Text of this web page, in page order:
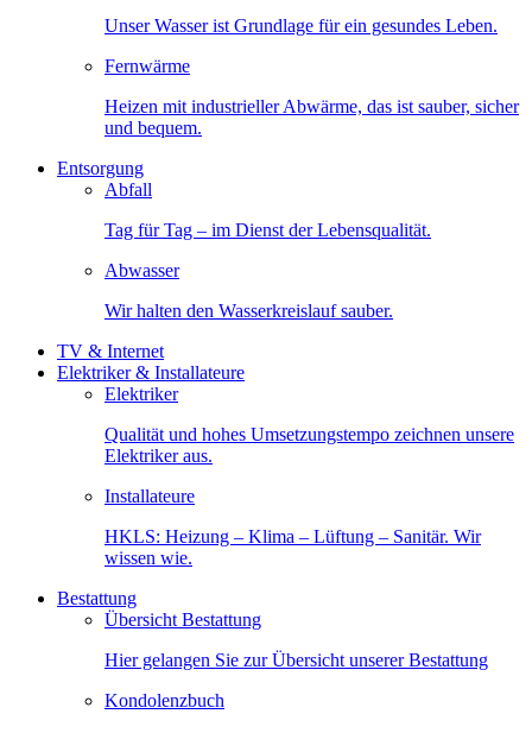
Unser Wasser ist Grundlage für ein gesundes Leben.
Fernwärme
Heizen mit industrieller Abwärme, das ist sauber, sicher
und bequem.
Entsorgung
Abfall
Tag für Tag – im Dienst der Lebensqualität.
Abwasser
Wir halten den Wasserkreislauf sauber.
TV & Internet
Elektriker & Installateure
Elektriker
Qualität und hohes Umsetzungstempo zeichnen unsere
Elektriker aus.
Installateure
HKLS: Heizung – Klima – Lüftung – Sanitär. Wir
wissen wie.
Bestattung
Übersicht Bestattung
Hier gelangen Sie zur Übersicht unserer Bestattung
Kondolenzbuch